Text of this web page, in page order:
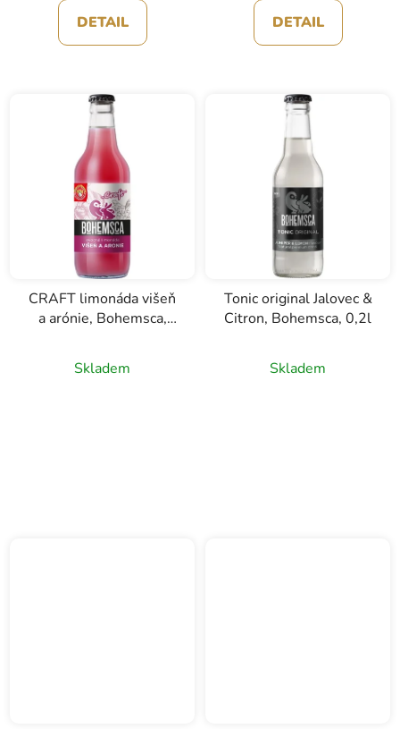
DETAIL DETAIL
CRAFT limonáda višeň
a arónie, Bohemsca,
Skladem
Tonic original Jalovec &
Citron, Bohemsca, 0,2l
Skladem